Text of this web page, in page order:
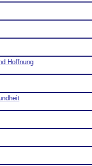
Hoffnung